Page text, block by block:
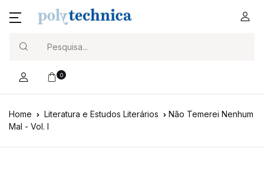
0
Home Literatura e Estudos Literários
Não Temerei Nenhum
Mal - Vol. I